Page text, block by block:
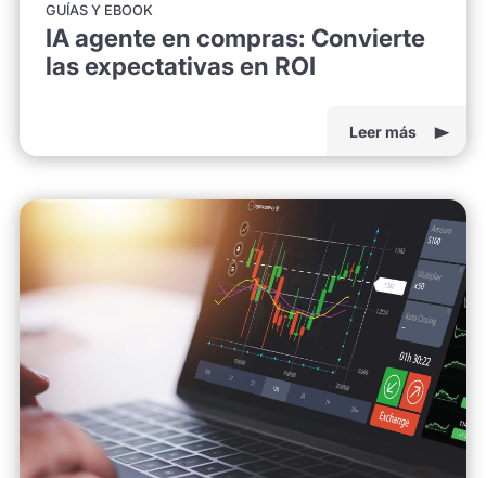
GUÍAS Y EBOOK
IA agente en compras: Convierte
las expectativas en ROI
Leer más